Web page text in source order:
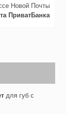
Новой Почты
ПриватБанка
для губ с